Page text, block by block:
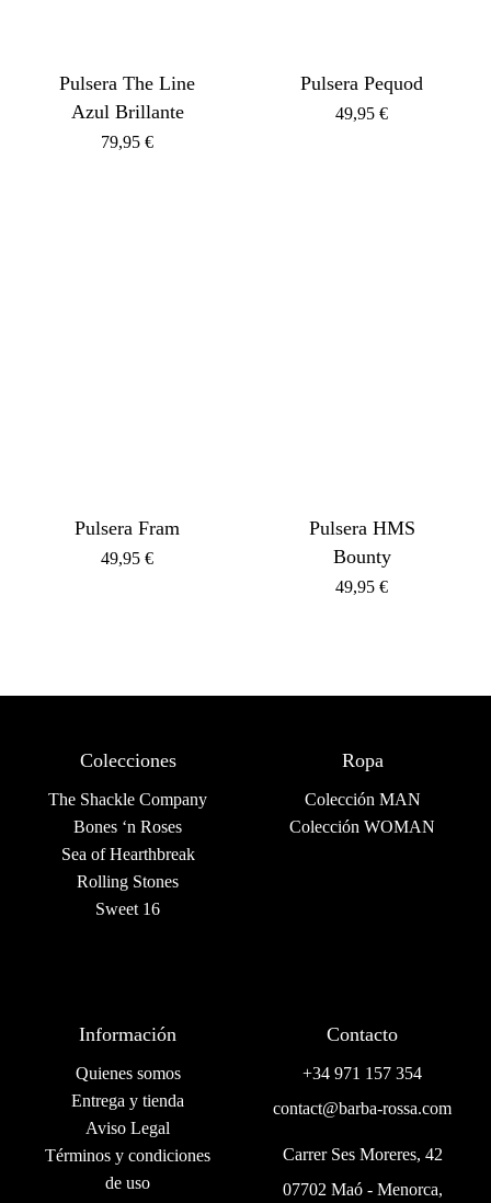
Pulsera The Line
Azul Brillante
79,95€
Pulsera Pequod
49,95€
Pulsera Fram
49,95€
Pulsera HMS
Bounty
49,95€
Colecciones
The Shackle Company
Bones ‘n Roses
Sea of Hearthbreak
Rolling Stones
Sweet 16
Ropa
Colección MAN
Colección WOMAN
Información
Quienes somos
Entrega y tienda
Aviso Legal
Términos y condiciones
de uso
Contacto
+34 971 157 354
contact@barba-rossa.com
Carrer Ses Moreres, 42
07702 Maó - Menorca,